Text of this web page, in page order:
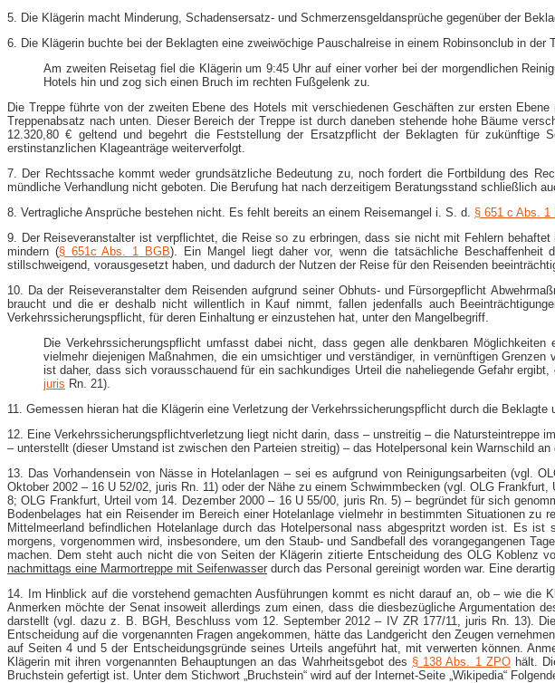
5. Die Klägerin macht Minderung, Schadensersatz- und Schmerzensgeldansprüche gegenüber der
6. Die Klägerin buchte bei der Beklagten eine zweiwöchige Pauschalreise in einem Robinsonclub in der
Am zweiten Reisetag fiel die Klägerin um 9:45 Uhr auf einer vorher bei der morgendlichen
Hotels hin und zog sich einen Bruch im rechten Fußgelenk zu.
Die Treppe führte von der zweiten Ebene des Hotels mit verschiedenen Geschäften zur ersten
Treppenabsatz nach unten. Dieser Bereich der Treppe ist durch daneben stehende hohe Bäume
12.320,80 € geltend und begehrt die Feststellung der Ersatzpflicht der Beklagten für
erstinstanzlichen Klageanträge weiterverfolgt.
7. Der Rechtssache kommt weder grundsätzliche Bedeutung zu, noch fordert die Fortbildung des
mündliche Verhandlung nicht geboten. Die Berufung hat nach derzeitigem Beratungsstand schließlich
8. Vertragliche Ansprüche bestehen nicht. Es fehlt bereits an einem Reisemangel i. S. d. § 651 c Abs. 1
9. Der Reiseveranstalter ist verpflichtet, die Reise so zu erbringen, dass sie nicht mit Fehlern
mindern (§ 651c Abs. 1 BGB). Ein Mangel liegt daher vor, wenn die tatsächliche Beschaffenheit
stillschweigend, vorausgesetzt haben, und dadurch der Nutzen der Reise für den Reisenden
10. Da der Reiseveranstalter dem Reisenden aufgrund seiner Obhuts- und Fürsorgepflicht
braucht und die er deshalb nicht willentlich in Kauf nimmt, fallen jedenfalls auch
Verkehrssicherungspflicht, für deren Einhaltung er einzustehen hat, unter den Mangelbegriff.
Die Verkehrssicherungspflicht umfasst dabei nicht, dass gegen alle denkbaren
vielmehr diejenigen Maßnahmen, die ein umsichtiger und verständiger, in vernünftigen
ist daher, dass sich vorausschauend für ein sachkundiges Urteil die naheliegende Gefahr
juris Rn. 21).
11. Gemessen hieran hat die Klägerin eine Verletzung der Verkehrssicherungspflicht durch die Beklagte
12. Eine Verkehrssicherungspflichtverletzung liegt nicht darin, dass – unstreitig – die Natursteintreppe
– unterstellt (dieser Umstand ist zwischen den Parteien streitig) – das Hotelpersonal kein Warnschild an
13. Das Vorhandensein von Nässe in Hotelanlagen – sei es aufgrund von Reinigungsarbeiten (vgl.
Oktober 2002 – 16 U 52/02, juris Rn. 11) oder der Nähe zu einem Schwimmbecken (vgl. OLG
8; OLG Frankfurt, Urteil vom 14. Dezember 2000 – 16 U 55/00, juris Rn. 5) – begründet für sich
Bodenbelages hat ein Reisender im Bereich einer Hotelanlage vielmehr in bestimmten Situationen
Mittelmeerland befindlichen Hotelanlage durch das Hotelpersonal nass abgespritzt worden ist. Es
morgens, vorgenommen wird, insbesondere, um den Staub- und Sandbefall des vorangegangenen
machen. Dem steht auch nicht die von Seiten der Klägerin zitierte Entscheidung des OLG Koblenz
nachmittags eine Marmortreppe mit Seifenwasser durch das Personal gereinigt worden war. Eine
14. Im Hinblick auf die vorstehend gemachten Ausführungen kommt es nicht darauf an, ob – wie die
Anmerken möchte der Senat insoweit allerdings zum einen, dass die diesbezügliche Argumentation
darstellt (vgl. dazu z. B. BGH, Beschluss vom 12. September 2012 – IV ZR 177/11, juris Rn. 13).
Entscheidung auf die vorgenannten Fragen angekommen, hätte das Landgericht den Zeugen
auf Seiten 4 und 5 der Entscheidungsgründe seines Urteils angeführt hat, mit verwerten können.
Klägerin mit ihren vorgenannten Behauptungen an das Wahrheitsgebot des § 138 Abs. 1 ZPOhält.
Bruchstein gefertigt ist. Unter dem Stichwort „Bruchstein“ wird auf der Internet-Seite „Wikipedia“